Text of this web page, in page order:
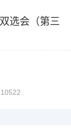
选会（第三